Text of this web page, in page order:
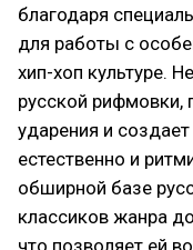
благодаря
для работы с
хип-хоп культуре.
русской рифмовки,
ударения и
естественно и
обширной базе
классиков жанра
что позволяет ей